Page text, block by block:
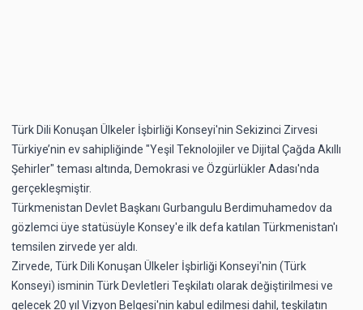
Türk Dili Konuşan Ülkeler İşbirliği Konseyi'nin Sekizinci Zirvesi
Türkiye’nin ev sahipliğinde "Yeşil Teknolojiler ve Dijital Çağda Akıllı
Şehirler" teması altında, Demokrasi ve Özgürlükler Adası'nda
gerçekleşmiştir.
Türkmenistan Devlet Başkanı Gurbangulu Berdimuhamedov da
gözlemci üye statüsüyle Konsey'e ilk defa katılan Türkmenistan'ı
temsilen zirvede yer aldı.
Zirvede, Türk Dili Konuşan Ülkeler İşbirliği Konseyi'nin (Türk
Konseyi) isminin Türk Devletleri Teşkilatı olarak değiştirilmesi ve
gelecek 20 yıl Vizyon Belgesi'nin kabul edilmesi dahil, teşkilatın